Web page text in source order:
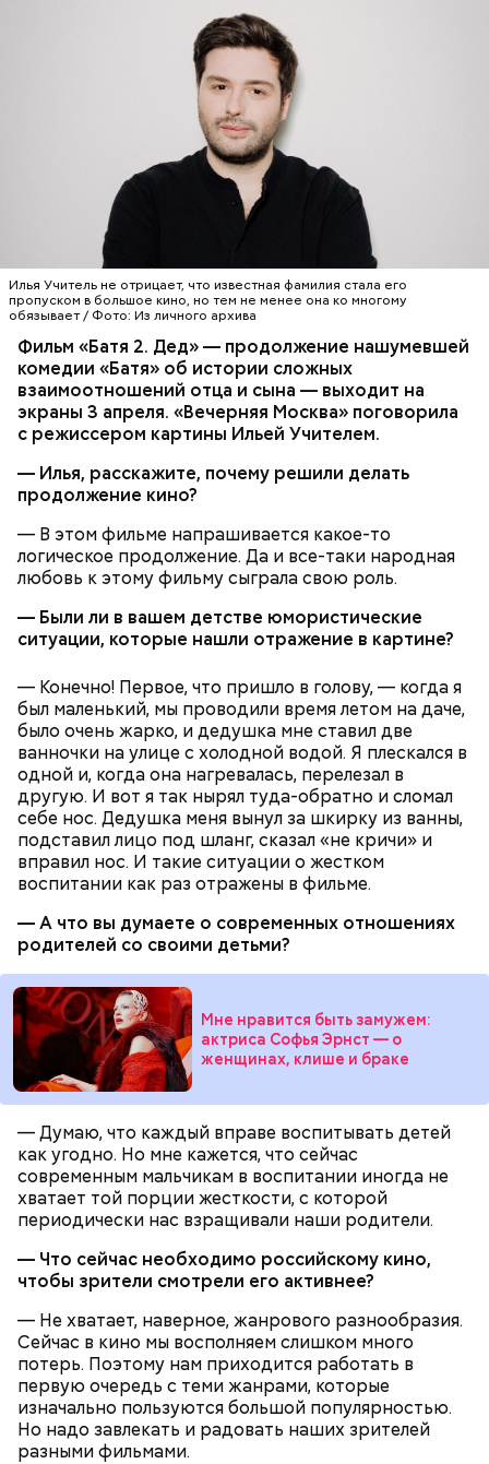
Илья Учитель не отрицает, что известная фамилия стала его
пропуском в большое кино, но тем не менее она ко многому
обязывает / Фото: Из личного архива
Фильм «Батя 2. Дед» — продолжение нашумевшей
комедии «Батя» об истории сложных
взаимоотношений отца и сына — выходит на
экраны 3 апреля. «Вечерняя Москва» поговорила
с режиссером картины Ильей Учителем.
— Илья, расскажите, почему решили делать
продолжение кино?
— В этом фильме напрашивается какое-то
логическое продолжение. Да и все-таки народная
любовь к этому фильму сыграла свою роль.
— Были ли в вашем детстве юмористические
ситуации, которые нашли отражение в картине?
— Конечно! Первое, что пришло в голову, — когда я
был маленький, мы проводили время летом на даче,
было очень жарко, и дедушка мне ставил две
ванночки на улице с холодной водой. Я плескался в
одной и, когда она нагревалась, перелезал в
другую. И вот я так нырял туда-обратно и сломал
себе нос. Дедушка меня вынул за шкирку из ванны,
подставил лицо под шланг, сказал «не кричи» и
вправил нос. И такие ситуации о жестком
воспитании как раз отражены в фильме.
— А что вы думаете о современных отношениях
родителей со своими детьми?
Мне нравится быть замужем:
актриса Софья Эрнст — о
женщинах, клише и браке
— Думаю, что каждый вправе воспитывать детей
как угодно. Но мне кажется, что сейчас
современным мальчикам в воспитании иногда не
хватает той порции жесткости, с которой
периодически нас взращивали наши родители.
— Что сейчас необходимо российскому кино,
чтобы зрители смотрели его активнее?
— Не хватает, наверное, жанрового разнообразия.
Сейчас в кино мы восполняем слишком много
потерь. Поэтому нам приходится работать в
первую очередь с теми жанрами, которые
изначально пользуются большой популярностью.
Но надо завлекать и радовать наших зрителей
разными фильмами.
— Кабачки нужно натереть длинными слайсами
(это можно сделать на специальной терке),
похожими на спагетти, и уложить в противень.
Дальше нужно добавить немного растительного
масла, соль, а сверху бросить хаотично
порезанную брынзу. Затем добавляются помидоры
черри или грунтовые, — рассказал шеф-повар.
Противень ставится в духовку, разогретую до 180–
190 градусов. Спагетти из кабачка нужно запекать
25–30 минут.
Уберут отеки и улучшат зрение:
о пользе кабачков
Кабачки, тушеные с курицей
майонез: три простых рецепта
Эндокринолог Куликова
польза сезонных овощей и
фруктов
— Там может содержаться огромное количество
нитратов, которое вызовет головокружение,
гипоксию и ухудшение физического состояния, —
предостерегла Соломатина.
Также не нужно есть дыню до корки, потому что
именно там скапливаются нитраты. И важно
тщательно ее мыть, чтобы не отравиться, добавила
собеседница «ВМ».
Как выбрать дыню
Фото: Shutterstock
ориентироваться на запах: